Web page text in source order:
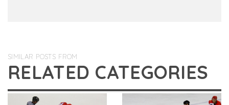
SIMILAR POSTS FROM
RELATED CATEGORIES